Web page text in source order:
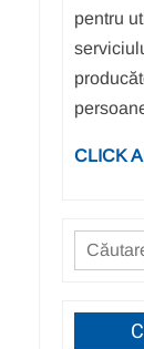
pentru
CLICK